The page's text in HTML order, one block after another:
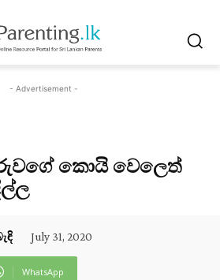
- Advertisement -
කොයි වෙලෙත්
July 31, 2020
WhatsApp